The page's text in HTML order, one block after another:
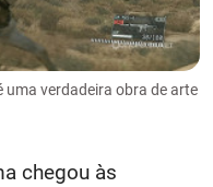
uma verdadeira obra de arte
chegou às